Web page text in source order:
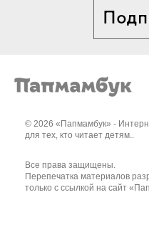
© 2026 «Папмамбук» -
для тех, кто читает детям..
Все права защищены.
Перепечатка материалов
только с ссылкой на сайт